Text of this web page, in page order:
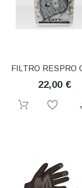
FILTRO RESPRO
22,00 €